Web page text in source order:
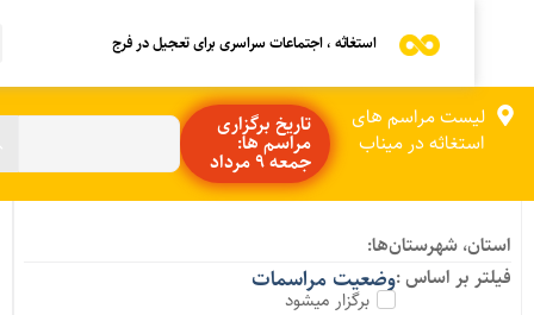
استغاثه ، اجتماعات سراسری برای تعجیل در فرج
لیست مراسم های
استغاثه در میناب
تاریخ برگزاری
مراسم ها:
جمعه 9 مرداد
شهرستان‌ها:
بر اساس :وضعیت مراسمات
برگزار میشود